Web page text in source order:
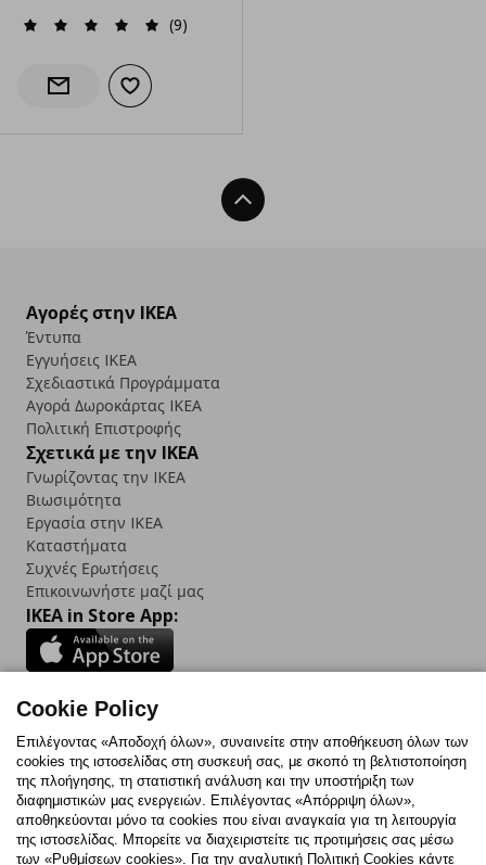
(9)
Ενημέρωση διαθεσιμότητας
Προσθήκη στα αγαπημένα
Back To Top
Αγορές στην IKEA
Έντυπα
Εγγυήσεις IKEA
Σχεδιαστικά Προγράμματα
Αγορά Δωρoκάρτας IKEA
Πολιτική Επιστροφής
Σχετικά με την IKEA
Γνωρίζοντας την IKEA
Βιωσιμότητα
Εργασία στην IKEA
Καταστήματα
Συχνές Ερωτήσεις
Επικοινωνήστε μαζί μας
IKEA in Store App:
FacebookInstagram
TikTokYoutubePinterestTwitter
Cookie Policy
Επιλέγοντας «Αποδοχή όλων», συναινείτε στην αποθήκευση όλων των
cookies της ιστοσελίδας στη συσκευή σας, με σκοπό τη βελτιστοποίηση
της πλοήγησης, τη στατιστική ανάλυση και την υποστήριξη των
διαφημιστικών μας ενεργειών. Επιλέγοντας «Απόρριψη όλων»,
αποθηκεύονται μόνο τα cookies που είναι αναγκαία για τη λειτουργία
της ιστοσελίδας. Μπορείτε να διαχειριστείτε τις προτιμήσεις σας μέσω
των «Ρυθμίσεων cookies». Για την αναλυτική Πολιτική Cookies κάντε